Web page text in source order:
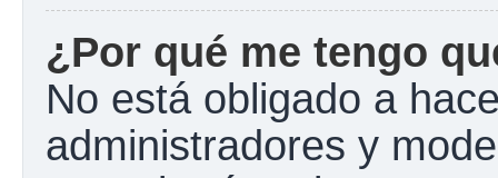
¿Por qué me tengo
No está obligado a
administradores y